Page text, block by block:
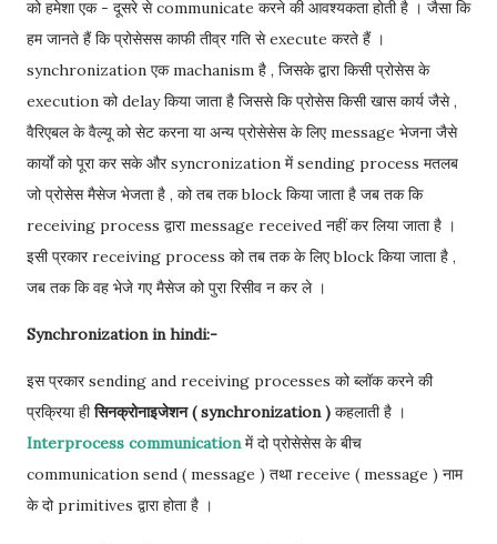
को हमेशा एक - दूसरे से communicate करने की आवश्यकता होती है । जैसा कि
हम जानते हैं कि प्रोसेसस काफी तीव्र गति से execute करते हैं ।
synchronization एक machanism है , जिसके द्वारा किसी प्रोसेस के
execution को delay किया जाता है जिससे कि प्रोसेस किसी खास कार्य जैसे ,
वैरिएबल के वैल्यू को सेट करना या अन्य प्रोसेसेस के लिए message भेजना जैसे
कार्यों को पूरा कर सके और syncronization में sending process मतलब
जो प्रोसेस मैसेज भेजता है , को तब तक block किया जाता है जब तक कि
receiving process द्वारा message received नहीं कर लिया जाता है ।
इसी प्रकार receiving process को तब तक के लिए block किया जाता है ,
जब तक कि वह भेजे गए मैसेज को पुरा रिसीव न कर ले ।
Synchronization in hindi:-
इस प्रकार sending and receiving processes को ब्लॉक करने की
प्रक्रिया हीसिनक्रोनाइजेशन ( synchronization ) कहलाती है ।
Interprocess communicationमें दो प्रोसेसेस के बीच
communication send ( message ) तथा receive ( message ) नाम
के दो primitives द्वारा होता है ।